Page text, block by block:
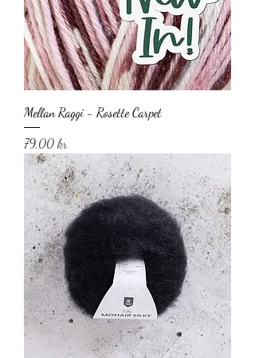
Mellan Raggi - Rosette Carpet
Pris
79,00 kr